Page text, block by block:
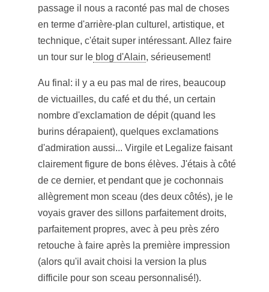
passage il nous a raconté pas mal de choses
en terme d'arrière-plan culturel, artistique, et
technique, c'était super intéressant. Allez faire
un tour sur leblog d'Alain, sérieusement!
Au final: il y a eu pas mal de rires, beaucoup
de victuailles, du café et du thé, un certain
nombre d'exclamation de dépit (quand les
burins dérapaient), quelques exclamations
d'admiration aussi... Virgile et Legalize faisant
clairement figure de bons élèves. J'étais à côté
de ce dernier, et pendant que je cochonnais
allègrement mon sceau (des deux côtés), je le
voyais graver des sillons parfaitement droits,
parfaitement propres, avec à peu près zéro
retouche à faire après la première impression
(alors qu'il avait choisi la version la plus
difficile pour son sceau personnalisé!).